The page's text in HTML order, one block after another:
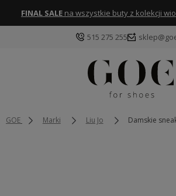
FINAL SALE na wszystkie buty z kolekcji
515 275 255
GOE Marki Liu Jo
Damskie